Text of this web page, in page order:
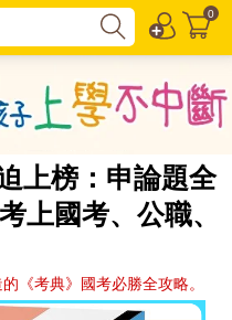
0
上榜：申論題全
上國考、公職、
《考典》國考必勝全攻略。